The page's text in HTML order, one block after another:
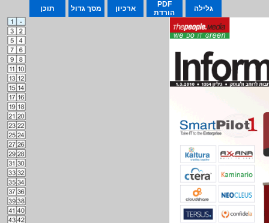
תוכן מסך גדול ארכיון
PDF
הורדת
גלילה